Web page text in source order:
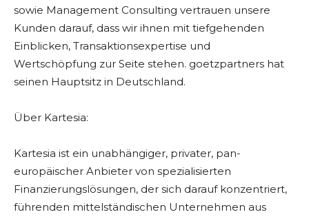
sowie Management Consulting vertrauen unsere
Kunden darauf, dass wir ihnen mit tiefgehenden
Einblicken, Transaktionsexpertise und
Wertschöpfung zur Seite stehen. goetzpartners hat
seinen Hauptsitz in Deutschland.
Über Kartesia:
Kartesia ist ein unabhängiger, privater, pan-
europäischer Anbieter von spezialisierten
Finanzierungslösungen, der sich darauf konzentriert,
führenden mittelständischen Unternehmen aus